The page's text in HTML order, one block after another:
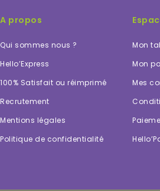
A propos
Qui sommes nous ?
Hello’Express
100% Satisfait ou réimprimé
Recrutement
Mentions légales
Politique de confidentialité
Mon
Mon
Mes